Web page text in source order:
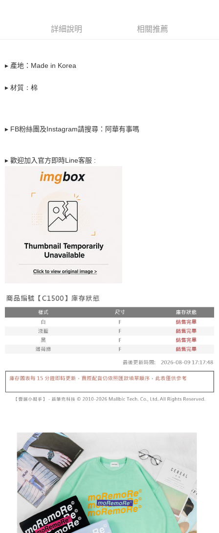
每筆NT$65，滿NT$688(含以上)免運費
每筆NT$65，滿NT$688(含以上)免運費
每筆NT$65，滿NT$688(含以上)免運費
每筆NT$125，滿NT$1,500(含以上)免運費
其他海外郵寄
香港澳門地區
詳細說明 相關推薦
▸ 產地： Made in Korea
▸ 材質：棉
▸ FB粉絲團及Instagram請搜尋：阿華有事嗎
▸ 歡迎加入官方即時Line客服 :